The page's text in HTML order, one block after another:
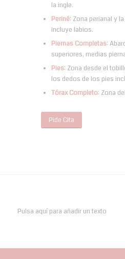
la ingle.
Periné: Zona perianal y
incluye labios.
Piernas Completas:
superiores, medias
Pies: Zona desde el
los dedos de los pies
Tórax Completo: Zona
Pide Cita
Pulsa aquí para añadir un texto